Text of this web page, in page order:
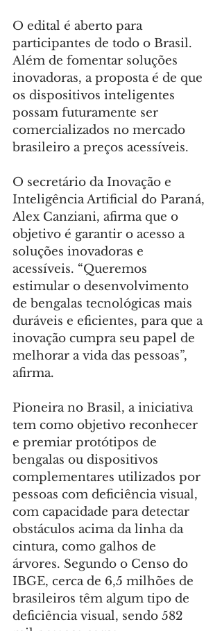
O edital é aberto para
participantes de todo o Brasil.
Além de fomentar soluções
inovadoras, a proposta é de que
os dispositivos inteligentes
possam futuramente ser
comercializados no mercado
brasileiro a preços acessíveis.
O secretário da Inovação e
Inteligência Artificial do Paraná,
Alex Canziani, afirma que o
objetivo é garantir o acesso a
soluções inovadoras e
acessíveis. “Queremos
estimular o desenvolvimento
de bengalas tecnológicas mais
duráveis e eficientes, para que a
inovação cumpra seu papel de
melhorar a vida das pessoas”,
afirma.
Pioneira no Brasil, a iniciativa
tem como objetivo reconhecer
e premiar protótipos de
bengalas ou dispositivos
complementares utilizados por
pessoas com deficiência visual,
com capacidade para detectar
obstáculos acima da linha da
cintura, como galhos de
árvores. Segundo o Censo do
IBGE, cerca de 6,5 milhões de
brasileiros têm algum tipo de
deficiência visual, sendo 582